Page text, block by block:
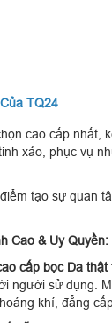
TQ24
cao cấp nhất,
xảo, phục vụ
tạo sự quan
Cao & Uy Quyền:
cấp bọc Da thật
người sử dụng.
khí, đẳng